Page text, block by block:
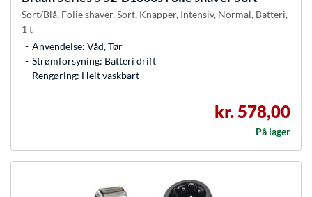
Sort/Blå, Folie shaver, Sort, Knapper, Intensiv, Normal, Batteri,
1 t
Anvendelse: Våd, Tør
Strømforsyning: Batteri drift
Rengøring: Helt vaskbart
kr. 578,00
På lager